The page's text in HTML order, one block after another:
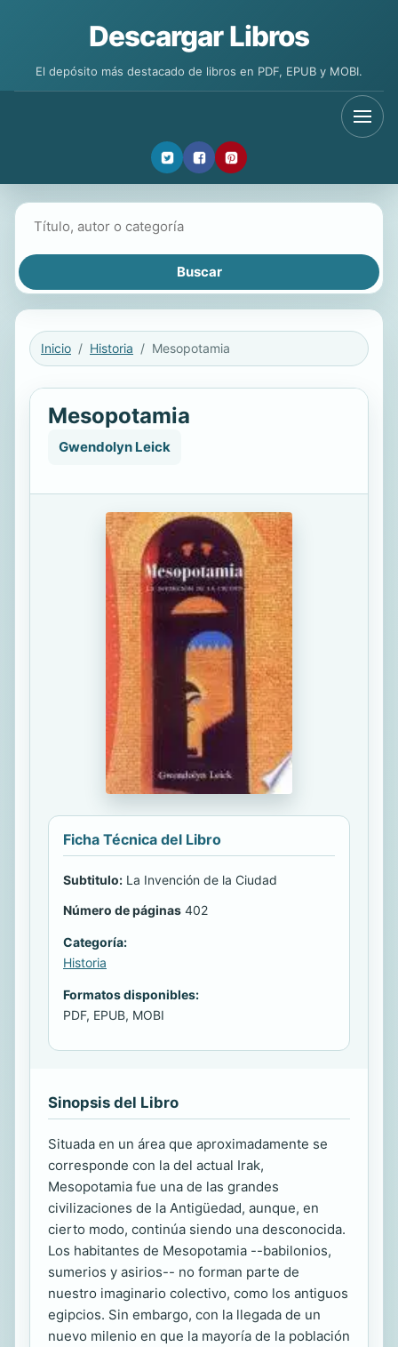
Descargar Libros
El depósito más destacado de libros en PDF, EPUB y MOBI.
Inicio Historia Mesopotamia
Mesopotamia
Gwendolyn Leick
Ficha Técnica del Libro
Subtitulo: La Invención de la Ciudad
Número de páginas 402
Categoría:
Historia
Formatos disponibles:
PDF, EPUB, MOBI
Sinopsis del Libro
Situada en un área que aproximadamente se
corresponde con la del actual Irak,
Mesopotamia fue una de las grandes
civilizaciones de la Antigüedad, aunque, en
cierto modo, continúa siendo una desconocida.
Los habitantes de Mesopotamia --babilonios,
sumerios y asirios-- no forman parte de
nuestro imaginario colectivo, como los antiguos
egipcios. Sin embargo, con la llegada de un
nuevo milenio en que la mayoría de la población